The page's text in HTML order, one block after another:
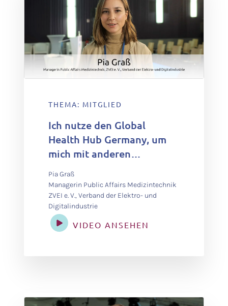
THEMA: MITGLIED
Ich nutze den Global
Health Hub Germany, um
mich mit anderen
Akteursgruppen
auszutauschen, über den
Tellerrand
hinauszuschauen und die
Diskussion zu fördern.
Pia Graß
Managerin Public Affairs Medizintechnik
ZVEI e. V., Verband der Elektro- und
Digitalindustrie
VIDEO ANSEHEN